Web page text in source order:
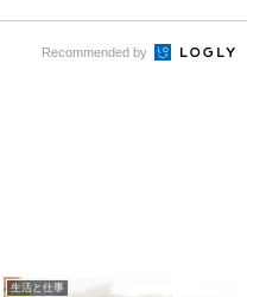
Recommended by
生活と仕事